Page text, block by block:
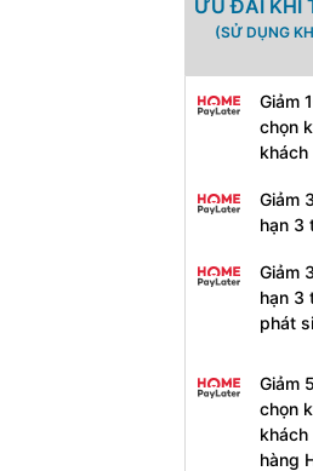
ƯU ĐÃI KHI
(SỬ DỤNG
Giảm
chọn
khách
Giảm
hạn 3
Giảm
hạn 3
phát
Giảm
chọn
hàng